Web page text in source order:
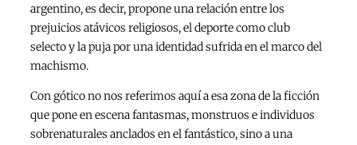
argentino, es decir, propone una relación entre los
prejuicios atávicos religiosos, el deporte como club
selecto y la puja por una identidad sufrida en el marco del
machismo.
Con gótico no nos referimos aquí a esa zona de la ficción
que pone en escena fantasmas, monstruos e individuos
sobrenaturales anclados en el fantástico, sino a una